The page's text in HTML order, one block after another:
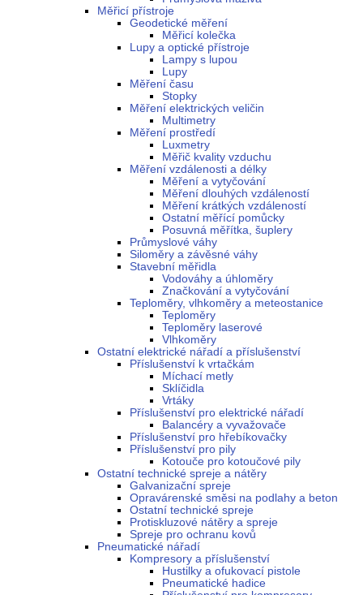
Měřicí přístroje
Geodetické měření
Měřicí kolečka
Lupy a optické přístroje
Lampy s lupou
Lupy
Měření času
Stopky
Měření elektrických veličin
Multimetry
Měření prostředí
Luxmetry
Měřič kvality vzduchu
Měření vzdálenosti a délky
Měření a vytyčování
Měření dlouhých vzdáleností
Měření krátkých vzdáleností
Ostatní měřící pomůcky
Posuvná měřítka, šuplery
Průmyslové váhy
Siloměry a závěsné váhy
Stavební měřidla
Vodováhy a úhloměry
Značkování a vytyčování
Teploměry, vlhkoměry a meteostanice
Teploměry
Teploměry laserové
Vlhkoměry
Ostatní elektrické nářadí a příslušenství
Příslušenství k vrtačkám
Míchací metly
Sklíčidla
Vrtáky
Příslušenství pro elektrické nářadí
Balancéry a vyvažovače
Příslušenství pro hřebíkovačky
Příslušenství pro pily
Kotouče pro kotoučové pily
Ostatní technické spreje a nátěry
Galvanizační spreje
Opravárenské směsi na podlahy a beton
Ostatní technické spreje
Protiskluzové nátěry a spreje
Spreje pro ochranu kovů
Pneumatické nářadí
Kompresory a příslušenství
Hustilky a ofukovací pistole
Pneumatické hadice